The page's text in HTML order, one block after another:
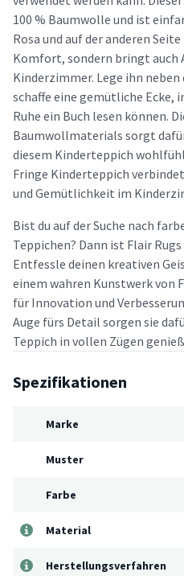
100 % Baumwolle und ist
Rosa und auf der anderen
Komfort, sondern bringt auch
Kinderzimmer. Lege ihn
schaffe eine gemütliche Ecke,
Ruhe ein Buch lesen können.
Baumwollmaterials sorgt
diesem Kinderteppich
Fringe Kinderteppich
und Gemütlichkeit im
Bist du auf der Suche nach
Teppichen? Dann ist Flair
Entfessle deinen kreativen
einem wahren Kunstwerk von
für Innovation und
Auge fürs Detail sorgen sie
Teppich in vollen Zügen
Spezifikationen
Marke
Muster
Farbe
Material
Herstellungsverfahren